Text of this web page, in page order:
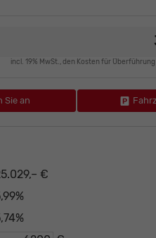
incl. 19% MwSt., den Kosten für
Sie an
€